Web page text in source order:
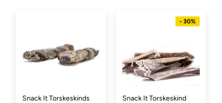
Snack It Torskeskinds
- 30%
Snack It Torskeskind